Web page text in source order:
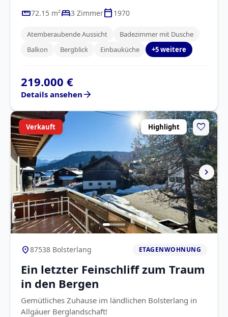
straighten72.15 m²bed3 Zimmercalendar_today 1970
Atemberaubende Aussicht
Badezimmer mit Dusche
Balkon
Bergblick Einbauküche +5 weitere
219.000 €
Details ansehen arrow_forward
chevron_right
Verkauft favorite
Highlight
location_on87538 Bolsterlang ETAGENWOHNUNG
Ein letzter Feinschliff zum Traum
in den Bergen
Gemütliches Zuhause im ländlichen Bolsterlang in
Allgäuer Berglandschaft!